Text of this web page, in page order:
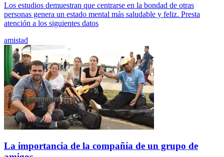
Los estudios demuestran que centrarse en la bondad de otras
personas genera un estado mental más saludable y feliz. Presta
atención a los siguientes datos
amistad
La importancia de la compañía de un grupo de